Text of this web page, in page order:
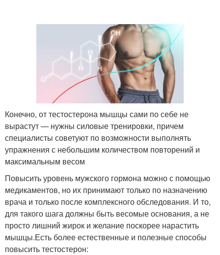
Конечно, от тестостерона мышцы сами по себе не
вырастут — нужны силовые тренировки, причем
специалисты советуют по возможности выполнять
упражнения с небольшим количеством повторений и
максимальным весом
Повысить уровень мужского гормона можно с помощью
медикаментов, но их принимают только по назначению
врача и только после комплексного обследования. И то,
для такого шага должны быть весомые основания, а не
просто лишний жирок и желание поскорее нарастить
мышцы.Есть более естественные и полезные способы
повысить тестостерон: